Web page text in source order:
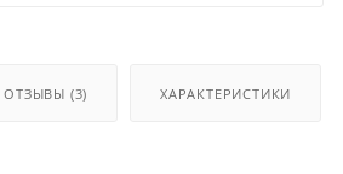
ОТЗЫВЫ (3) ХАРАКТЕРИСТИКИ